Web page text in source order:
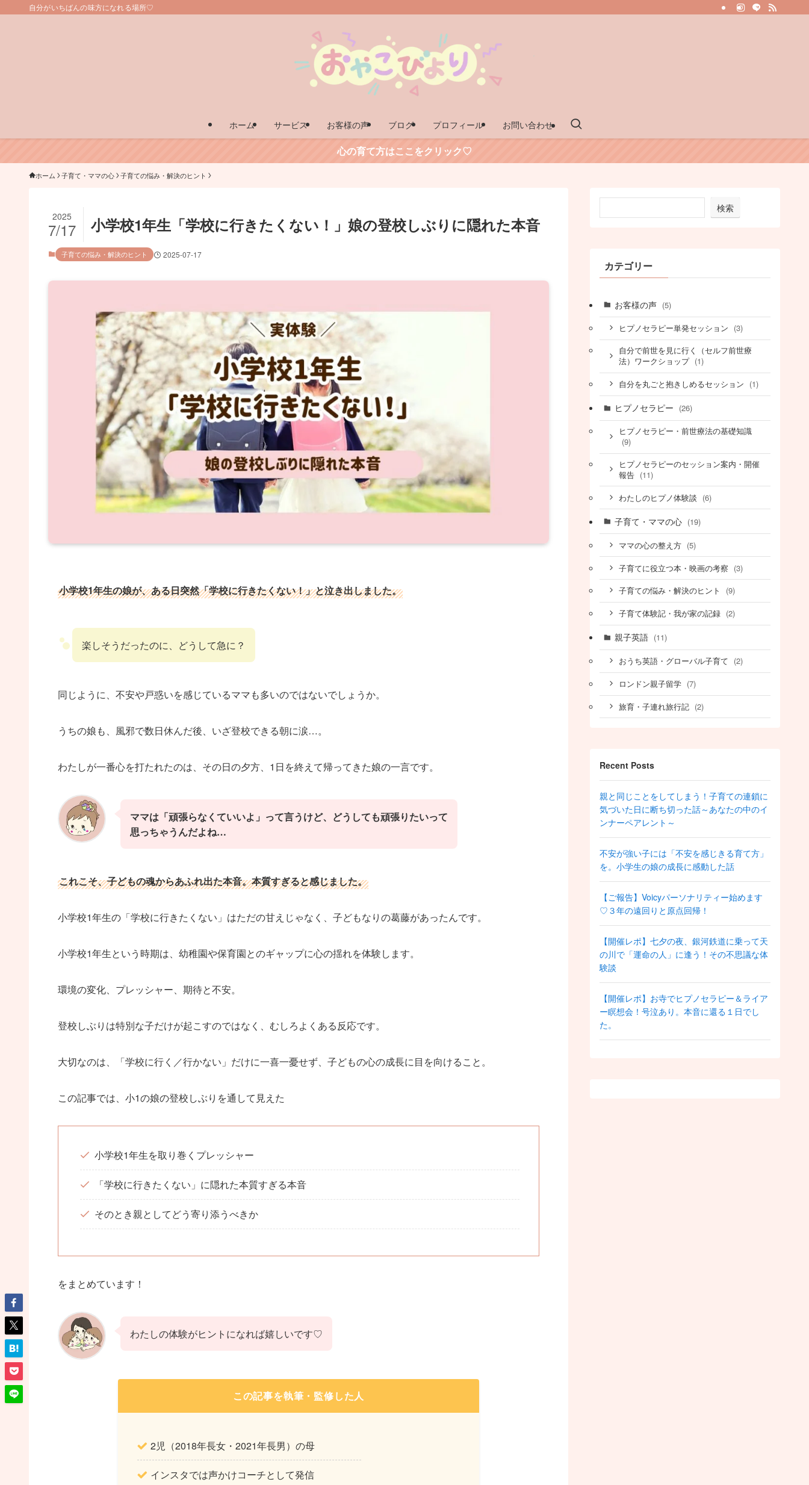
自分がいちばんの味方になれる場所♡
ホーム サービス お客様の声 ブログ プロフィール お問い合わせ
心の育て方はここをクリック♡
ホーム 子育て・ママの心 子育ての悩み・解決のヒント
小学校1年生「学校に行きたくない！」娘の登校しぶりに隠れた本音
2025
7/17
子育ての悩み・解決のヒント 2025-07-17
小学校1年生の娘が、ある日突然「学校に行きたくない！」と泣き出しました。
楽しそうだったのに、どうして急に？
同じように、不安や戸惑いを感じているママも多いのではないでしょうか。
うちの娘も、風邪で数日休んだ後、いざ登校できる朝に涙…。
わたしが一番心を打たれたのは、その日の夕方、1日を終えて帰ってきた娘の一言です。
ママは「頑張らなくていいよ」って言うけど、どうしても頑張りたいって
思っちゃうんだよね…
これこそ、子どもの魂からあふれ出た本音。本質すぎると感じました。
小学校1年生の「学校に行きたくない」はただの甘えじゃなく、子どもなりの葛藤があったんです。
小学校1年生という時期は、幼稚園や保育園とのギャップに心の揺れを体験します。
環境の変化、プレッシャー、期待と不安。
登校しぶりは特別な子だけが起こすのではなく、むしろよくある反応です。
大切なのは、「学校に行く／行かない」だけに一喜一憂せず、子どもの心の成長に目を向けること。
この記事では、小1の娘の登校しぶりを通して見えた
小学校1年生を取り巻くプレッシャー
「学校に行きたくない」に隠れた本質すぎる本音
そのとき親としてどう寄り添うべきか
をまとめています！
わたしの体験がヒントになれば嬉しいです♡
この記事を執筆・監修した人
2児（2018年長女・2021年長男）の母
インスタでは声かけコーチとして発信
検索
カテゴリー
お客様の声 (5)
ヒプノセラピー単発セッション (3)
自分で前世を見に行く（セルフ前世療
法）ワークショップ (1)
自分を丸ごと抱きしめるセッション (1)
ヒプノセラピー (26)
ヒプノセラピー・前世療法の基礎知識
(9)
ヒプノセラピーのセッション案内・開催
報告 (11)
わたしのヒプノ体験談 (6)
子育て・ママの心 (19)
ママの心の整え方 (5)
子育てに役立つ本・映画の考察 (3)
子育ての悩み・解決のヒント (9)
子育て体験記・我が家の記録 (2)
親子英語 (11)
おうち英語・グローバル子育て (2)
ロンドン親子留学 (7)
旅育・子連れ旅行記 (2)
Recent Posts
親と同じことをしてしまう！子育ての連鎖に
気づいた日に断ち切った話～あなたの中のイ
ンナーペアレント～
不安が強い子には「不安を感じきる育て方」
を。小学生の娘の成長に感動した話
【ご報告】Voicyパーソナリティー始めます
♡３年の遠回りと原点回帰！
【開催レポ】七夕の夜、銀河鉄道に乗って天
の川で「運命の人」に逢う！その不思議な体
験談
【開催レポ】お寺でヒプノセラピー＆ライア
ー瞑想会！号泣あり。本音に還る１日でし
た。